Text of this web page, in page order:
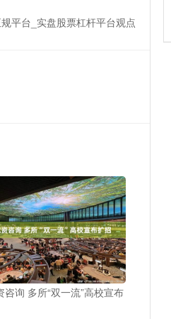
平台_实盘股票杠杆平台观点
咨询 多所“双一流”高校宣布